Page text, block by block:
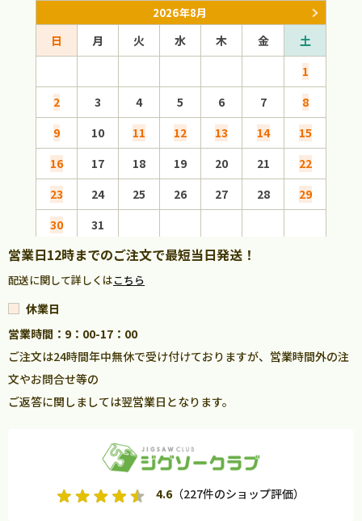
2026年8月
日 月 火 水 木 金
土
1
2
3 4 5 6 7
8
9
10 11 12 13 14
15
16
17 18 19 20 21
22
23
24 25 26 27 28
29
30
31
営業日12時までのご注文で最短当日発送！
配送に関して詳しくはこちら
休業日
営業時間：9：00-17：00
ご注文は24時間年中無休で受け付けておりますが、営業時間外の注
文やお問合せ等の
ご返答に関しましては翌営業日となります。
4.6（227件のショップ評価）